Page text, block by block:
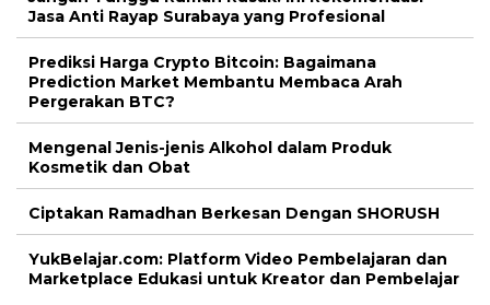
Jasa Anti Rayap Surabaya yang Profesional
Prediksi Harga Crypto Bitcoin: Bagaimana
Prediction Market Membantu Membaca Arah
Pergerakan BTC?
Mengenal Jenis-jenis Alkohol dalam Produk
Kosmetik dan Obat
Ciptakan Ramadhan Berkesan Dengan SHORUSH
YukBelajar.com: Platform Video Pembelajaran dan
Marketplace Edukasi untuk Kreator dan Pembelajar